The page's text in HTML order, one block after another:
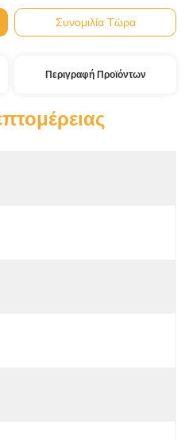
Συνομιλία Τώρα
Περιγραφή Προϊόντων